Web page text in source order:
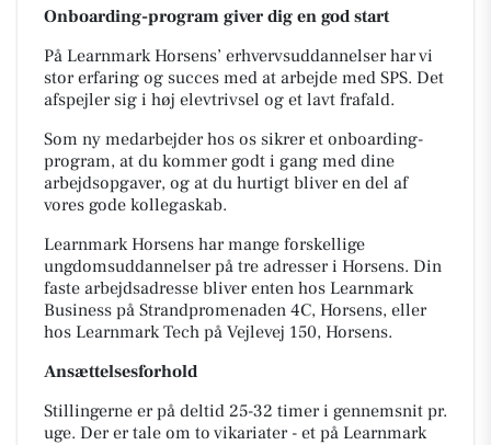
Onboarding-program giver dig en god start
På Learnmark Horsens’ erhvervsuddannelser har vi
stor erfaring og succes med at arbejde med SPS. Det
afspejler sig i høj elevtrivsel og et lavt frafald.
Som ny medarbejder hos os sikrer et onboarding-
program, at du kommer godt i gang med dine
arbejdsopgaver, og at du hurtigt bliver en del af
vores gode kollegaskab.
Learnmark Horsens har mange forskellige
ungdomsuddannelser på tre adresser i Horsens. Din
faste arbejdsadresse bliver enten hos Learnmark
Business på Strandpromenaden 4C, Horsens, eller
hos Learnmark Tech på Vejlevej 150, Horsens.
Ansættelsesforhold
Stillingerne er på deltid 25-32 timer i gennemsnit pr.
uge. Der er tale om to vikariater - et på Learnmark